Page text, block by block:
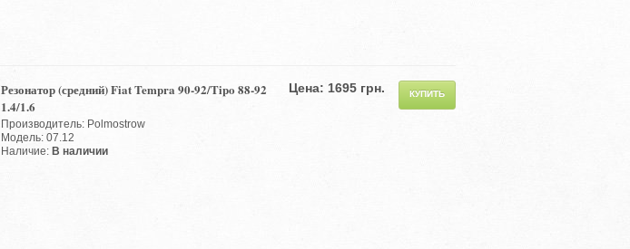
Цена: 1695 грн.
Резонатор (средний) Fiat Tempra 90-92/Tipo 88-92
1.4/1.6
Производитель: Polmostrow
Модель: 07.12
Наличие: В наличии